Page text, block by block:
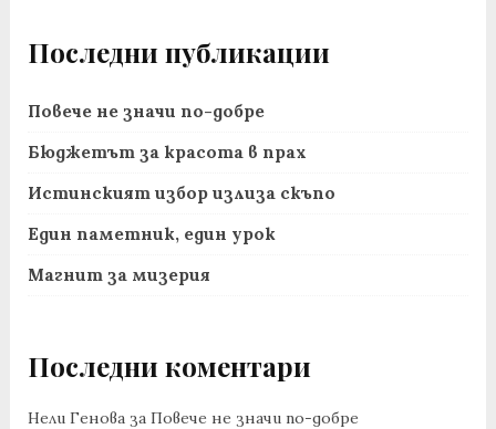
Последни публикации
Повече не значи по-добре
Бюджетът за красота в прах
Истинският избор излиза скъпо
Един паметник, един урок
Магнит за мизерия
Последни коментари
Нели Геноваза Повече не значи по-добре